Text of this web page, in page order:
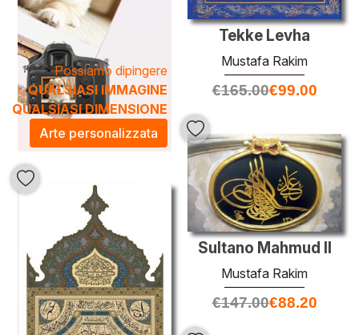
Possiamo dipingere
QUALSIASI IMMAGINE
QUALSIASI DIMENSIONE
Arte personalizzata
Tekke Levha
Mustafa Rakim
€165.00€99.00
Sultano Mahmud II
Mustafa Rakim
€147.00€88.20